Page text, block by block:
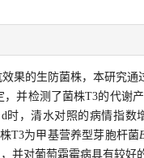
果的生防菌株，本研究
并检测了菌株T3的代谢
时，清水对照的病情指
T3为甲基营养型芽胞杆菌
并对葡萄霜霉病具有较好